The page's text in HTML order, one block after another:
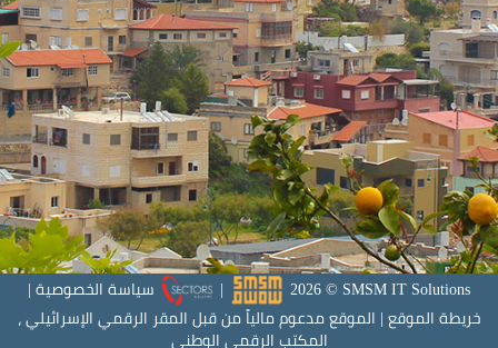
SMSM IT Solutions
©
2026
| سياسة الخصوصية|
خريطة الموقع| الموقع مدعوم مالياً من قبل المقر الرقمي الإسرائيلي ،
المكتب الرقمي الوطني